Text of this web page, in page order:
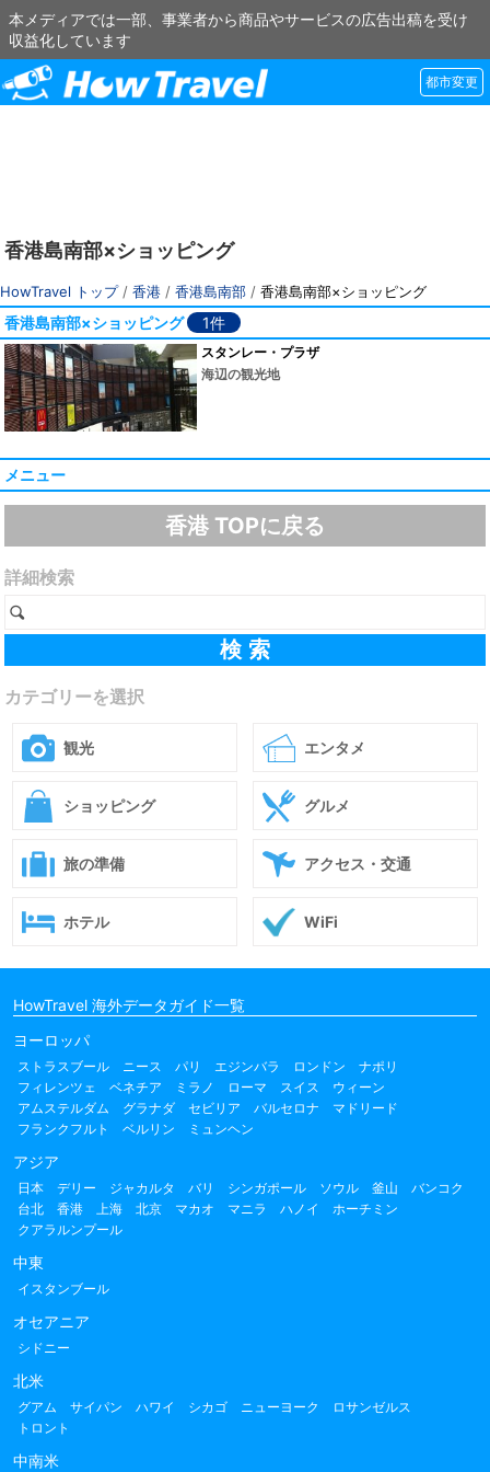
本メディアでは一部、事業者から商品やサービスの広告出稿を受け
収益化しています
都市変更
香港島南部×ショッピング
HowTravel トップ/ 香港 / 香港島南部 / 香港島南部×ショッピング
香港島南部×ショッピング 1件
スタンレー・プラザ
海辺の観光地
メニュー
香港 TOPに戻る
詳細検索
カテゴリーを選択
観光 エンタメ
ショッピング グルメ
旅の準備 アクセス・交通
ホテル WiFi
HowTravel 海外データガイド一覧
ヨーロッパ
ストラスブール ニース パリ エジンバラ ロンドン
ナポリ
フィレンツェ
ベネチア ミラノ ローマ スイス
ウィーン
アムステルダム
グラナダ セビリア バルセロナ
マドリード
フランクフルト
ベルリン ミュンヘン
アジア
日本 デリー ジャカルタ バリ シンガポール ソウル 釜山
バンコク
台北
香港 上海 北京 マカオ マニラ ハノイ
ホーチミン
クアラルンプール
中東
イスタンブール
オセアニア
シドニー
北米
グアム サイパン ハワイ シカゴ ニューヨーク
ロサンゼルス
トロント
中南米